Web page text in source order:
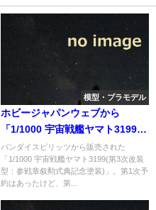
模型・プラモデル
ホビージャパンウェブから
「1/1000 宇宙戦艦ヤマト3199」
(ヤマトよ永遠に REBEL3199)製
作記事がアップ
バンダイスピリッツから販売された
「1/1000 宇宙戦艦ヤマト3199(第3次改装
型：参戦章叙勲式典記念塗装)」。第1次予
約はあったけど、第...